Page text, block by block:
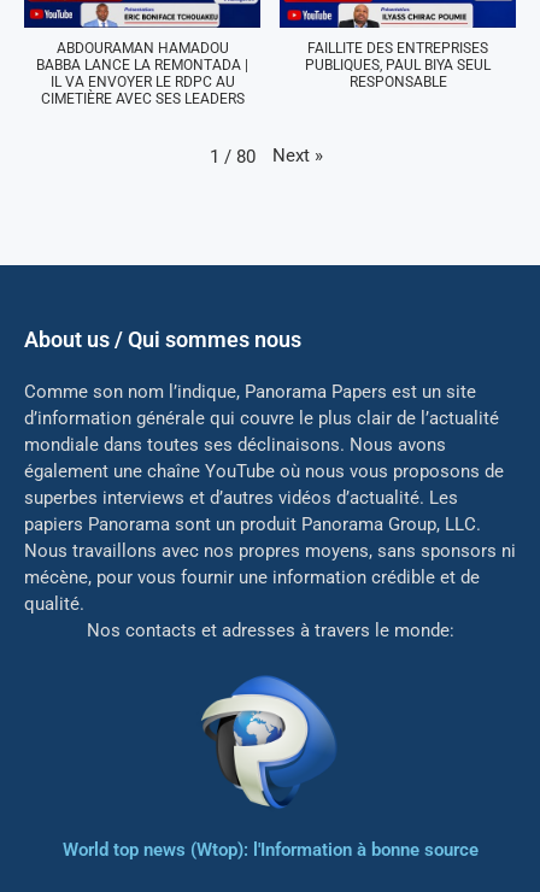
ABDOURAMAN HAMADOU
BABBA LANCE LA REMONTADA |
IL VA ENVOYER LE RDPC AU
CIMETIÈRE AVEC SES LEADERS
FAILLITE DES ENTREPRISES
PUBLIQUES, PAUL BIYA SEUL
RESPONSABLE
1 / 80 Next »
About us / Qui sommes nous
Comme son nom l’indique, Panorama Papers est un site
d’information générale qui couvre le plus clair de l’actualité
mondiale dans toutes ses déclinaisons. Nous avons
également une chaîne YouTube où nous vous proposons de
superbes interviews et d’autres vidéos d’actualité. Les
papiers Panorama sont un produit Panorama Group, LLC.
Nous travaillons avec nos propres moyens, sans sponsors ni
mécène, pour vous fournir une information crédible et de
qualité.
Nos contacts et adresses à travers le monde:
World top news (Wtop): l'Information à bonne source